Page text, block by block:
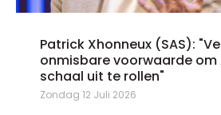
Patrick Xhonneux (SAS):
onmisbare voorwaarde om
schaal uit te rollen"
Zondag 12 Juli 2026